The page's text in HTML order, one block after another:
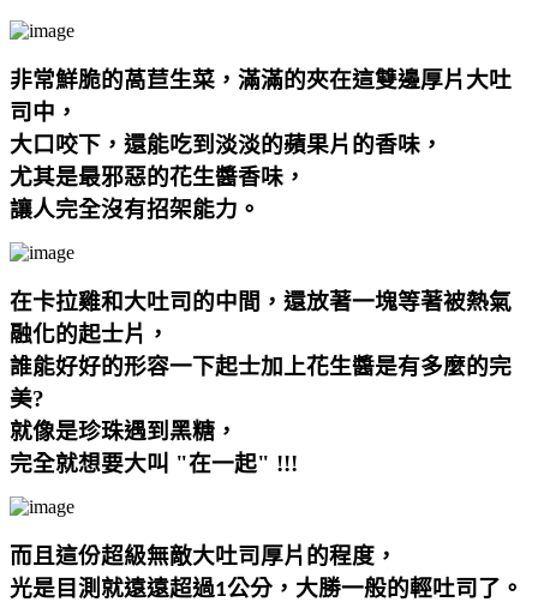
非常鮮脆的萵苣生菜，滿滿的夾在這雙邊厚片大吐
司中，
大口咬下，還能吃到淡淡的蘋果片的香味，
尤其是最邪惡的花生醬香味，
讓人完全沒有招架能力。
在卡拉雞和大吐司的中間，還放著一塊等著被熱氣
融化的起士片，
誰能好好的形容一下起士加上花生醬是有多麼的完
美?
就像是珍珠遇到黑糖，
完全就想要大叫 "在一起" !!!
而且這份超級無敵大吐司厚片的程度，
光是目測就遠遠超過1公分，大勝一般的輕吐司了。